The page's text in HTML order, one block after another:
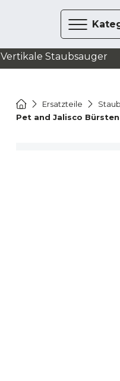
Vertikale Staubsauger
Ersatzteile
Pet and Jalisco